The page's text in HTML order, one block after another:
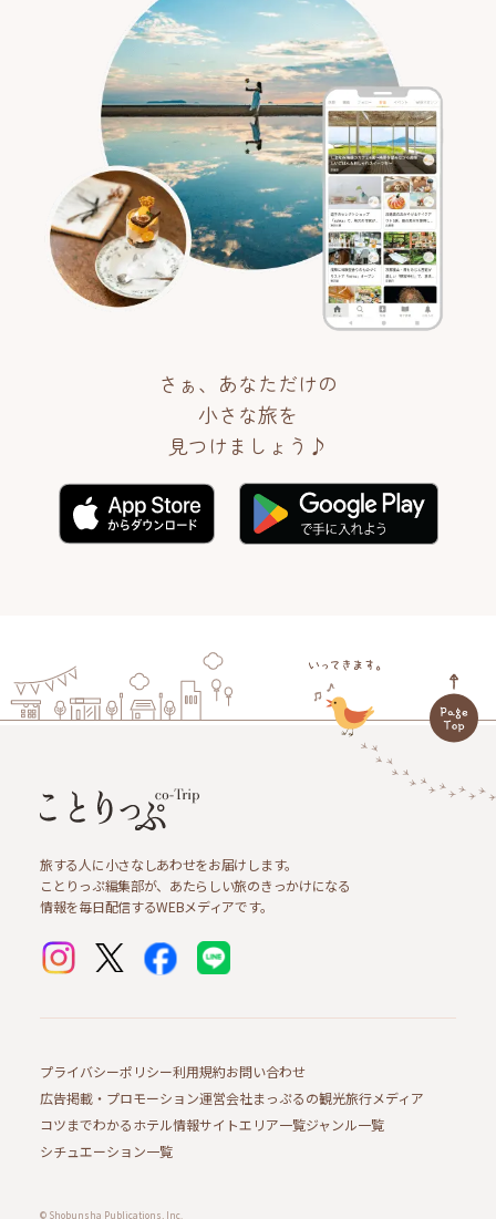
さぁ、あなただけの
小さな旅を
見つけましょう♪
旅する人に小さなしあわせをお届けします。
ことりっぷ編集部が、あたらしい旅のきっかけになる
情報を毎日配信するWEBメディアです。
プライバシーポリシー利用規約お問い合わせ
広告掲載・プロモーション運営会社まっぷるの観光旅行メディア
コツまでわかるホテル情報サイトエリア一覧ジャンル一覧
シチュエーション一覧
© Shobunsha Publications, Inc.